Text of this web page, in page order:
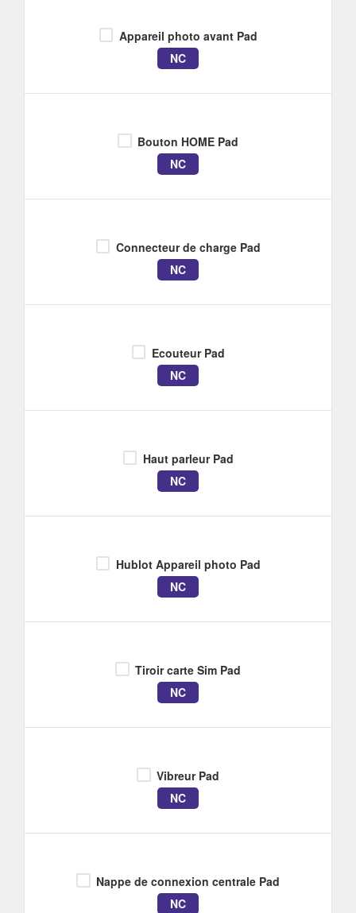
Appareil photo avant Pad
NC
Bouton HOME Pad
NC
Connecteur de charge Pad
NC
Ecouteur Pad
NC
Haut parleur Pad
NC
Hublot Appareil photo Pad
NC
Tiroir carte Sim Pad
NC
Vibreur Pad
NC
Nappe de connexion centrale Pad
NC